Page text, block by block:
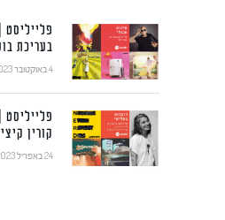
בעריכת
4 באוקטובר 2023
קורין
24 באפריל 2023